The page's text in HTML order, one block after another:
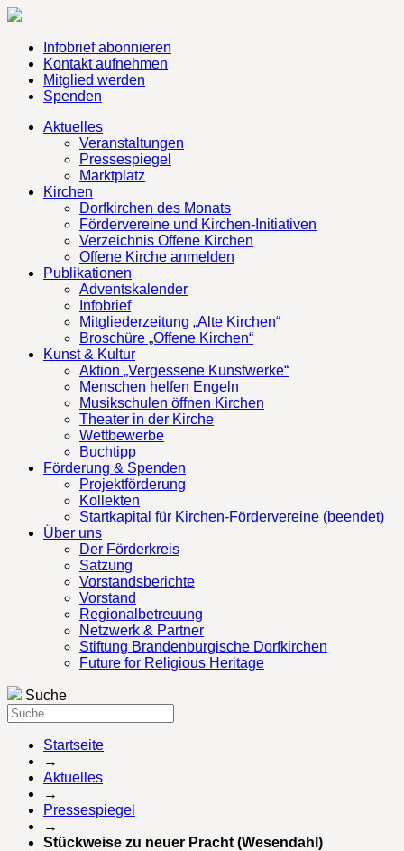
Infobrief abonnieren
Kontakt aufnehmen
Mitglied werden
Spenden
Aktuelles
Veranstaltungen
Pressespiegel
Marktplatz
Kirchen
Dorfkirchen des Monats
Fördervereine und Kirchen-Initiativen
Verzeichnis Offene Kirchen
Offene Kirche anmelden
Publikationen
Adventskalender
Infobrief
Mitgliederzeitung „Alte Kirchen“
Broschüre „Offene Kirchen“
Kunst & Kultur
Aktion „Vergessene Kunstwerke“
Menschen helfen Engeln
Musikschulen öffnen Kirchen
Theater in der Kirche
Wettbewerbe
Buchtipp
Förderung & Spenden
Projektförderung
Kollekten
Startkapital für Kirchen-Fördervereine (beendet)
Über uns
Der Förderkreis
Satzung
Vorstandsberichte
Vorstand
Regionalbetreuung
Netzwerk & Partner
Stiftung Brandenburgische Dorfkirchen
Future for Religious Heritage
Suche
Startseite
→
Aktuelles
→
Pressespiegel
→
Stückweise zu neuer Pracht (Wesendahl)